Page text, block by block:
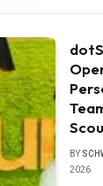
BY
2026